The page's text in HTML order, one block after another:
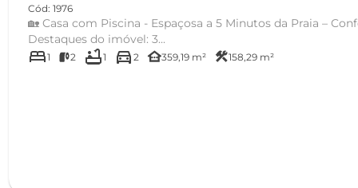
Cód: 1976
🏡 Casa com Piscina - Espaçosa a 5 Minutos da Praia –
Destaques do imóvel: 3...
bed1 2 bathtub1 directions_car 2 other_houses359,19 m² construction158,29 m²